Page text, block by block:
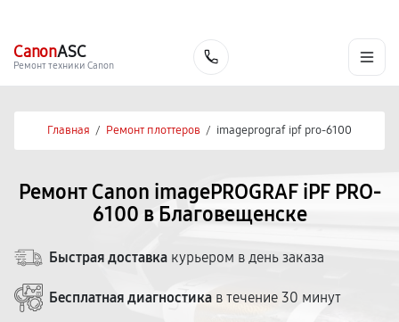
CanonASC
Ремонт техники Canon
Главная / Ремонт плоттеров / imageprograf ipf pro-6100
Ремонт Canon imagePROGRAF iPF PRO-
6100 в Благовещенске
Быстрая доставка курьером в день заказа
Бесплатная диагностика в течение 30 минут